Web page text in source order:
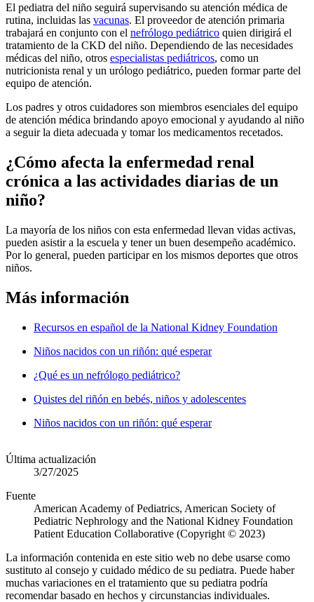
El pediatra del niño seguirá supervisando su atención médica de
rutina, incluidas las vacunas. El proveedor de atención primaria
trabajará en conjunto con el nefrólogo pediátrico quien dirigirá el
tratamiento de la CKD del niño. Dependiendo de las necesidades
médicas del niño, otros especialistas pediátricos, como un
nutricionista renal y un urólogo pediátrico, pueden formar parte del
equipo de atención.
Los padres y otros cuidadores son miembros esenciales del equipo
de atención médica brindando apoyo emocional y ayudando al niño
a seguir la dieta adecuada y tomar los medicamentos recetados.
¿Cómo afecta la enfermedad renal
crónica a las actividades diarias de un
niño?
La mayoría de los niños con esta enfermedad llevan vidas activas,
pueden asistir a la escuela y tener un buen desempeño académico.
Por lo general, pueden participar en los mismos deportes que otros
niños.
Más información
Recursos en español de la National Kidney Foundation
Niños nacidos con un riñón: qué esperar
¿Qué es un nefrólogo pediátrico?
Quistes del riñón en bebés, niños y adolescentes
Niños nacidos con un riñón: qué esperar
Última actualización
3/27/2025
Fuente
American Academy of Pediatrics, American Society of
Pediatric Nephrology and the National Kidney Foundation
Patient Education Collaborative (Copyright © 2023)
La información contenida en este sitio web no debe usarse como
sustituto al consejo y cuidado médico de su pediatra. Puede haber
muchas variaciones en el tratamiento que su pediatra podría
recomendar basado en hechos y circunstancias individuales.